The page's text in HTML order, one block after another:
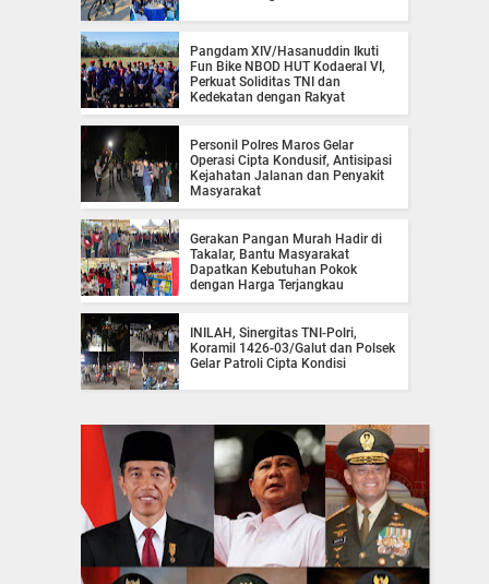
Pangdam XIV/Hasanuddin Ikuti
Fun Bike NBOD HUT Kodaeral VI,
Perkuat Soliditas TNI dan
Kedekatan dengan Rakyat
Personil Polres Maros Gelar
Operasi Cipta Kondusif, Antisipasi
Kejahatan Jalanan dan Penyakit
Masyarakat
Gerakan Pangan Murah Hadir di
Takalar, Bantu Masyarakat
Dapatkan Kebutuhan Pokok
dengan Harga Terjangkau
INILAH, Sinergitas TNI-Polri,
Koramil 1426-03/Galut dan Polsek
Gelar Patroli Cipta Kondisi